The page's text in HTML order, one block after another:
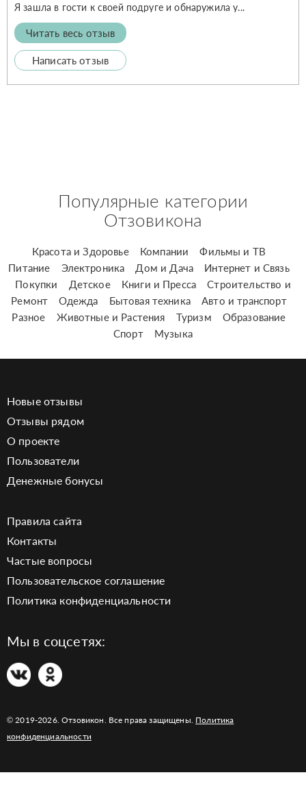
Я зашла в гости к своей подруге и обнаружила у...
Читать весь отзыв
Написать отзыв
Популярные категории
Отзовикона
Красота и Здоровье Компании
Фильмы и ТВ
Питание
Электроника Дом и Дача
Интернет и Связь
Покупки
Детское Книги и Пресса
Строительство и
Ремонт
Одежда Бытовая техника
Авто и транспорт
Разное
Животные и Растения Туризм
Образование
Спорт
Музыка
Новые отзывы
Отзывы рядом
О проекте
Пользователи
Денежные бонусы
Правила сайта
Контакты
Частые вопросы
Пользовательское соглашение
Политика конфиденциальности
Мы в соцсетях:
© 2019-2026. Отзовикон. Все права защищены. Политика
конфиденциальности